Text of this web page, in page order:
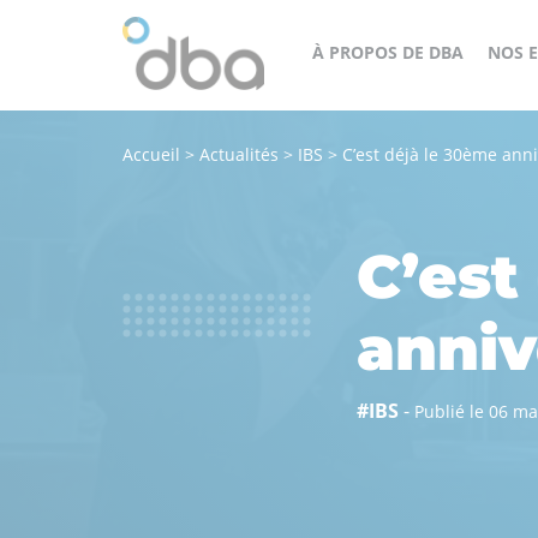
À PROPOS DE DBA
Un
structuré,
engagé
agile
service
NOS
Accueil > Actualités > IBS > C’est déjà le 30ème
#IBS - Publié le 06